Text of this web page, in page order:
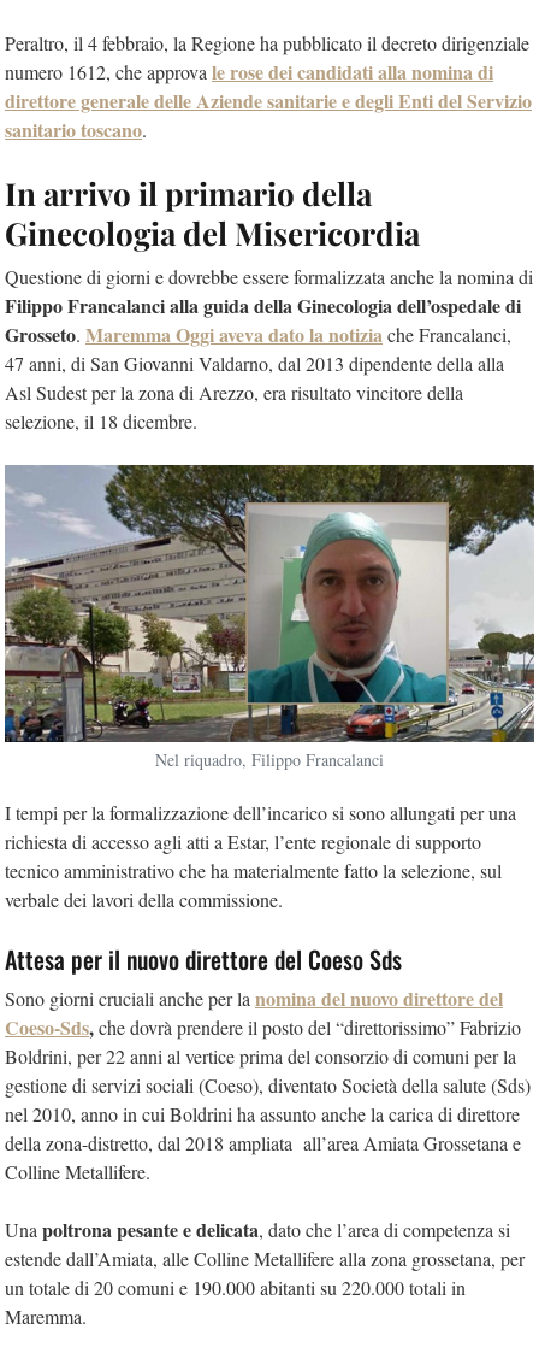
Peraltro, il 4 febbraio, la Regione ha pubblicato il decreto dirigenziale
numero 1612, che approva le rose dei candidati alla nomina di
direttore generale delle Aziende sanitarie e degli Enti del Servizio
sanitario toscano.
In arrivo il primario della
Ginecologia del Misericordia
Questione di giorni e dovrebbe essere formalizzata anche la nomina di
Filippo Francalanci alla guida della Ginecologia dell’ospedale di
Grosseto. Maremma Oggi aveva dato la notiziache Francalanci,
47 anni, di San Giovanni Valdarno, dal 2013 dipendente della alla
Asl Sudest per la zona di Arezzo, era risultato vincitore della
selezione, il 18 dicembre.
Nel riquadro, Filippo Francalanci
I tempi per la formalizzazione dell’incarico si sono allungati per una
richiesta di accesso agli atti a Estar, l’ente regionale di supporto
tecnico amministrativo che ha materialmente fatto la selezione, sul
verbale dei lavori della commissione.
Attesa per il nuovo direttore del Coeso Sds
Sono giorni cruciali anche per lanomina del nuovo direttore del
Coeso-Sds,che dovrà prendere il posto del “direttorissimo” Fabrizio
Boldrini, per 22 anni al vertice prima del consorzio di comuni per la
gestione di servizi sociali (Coeso), diventato Società della salute (Sds)
nel 2010, anno in cui Boldrini ha assunto anche la carica di direttore
della zona-distretto, dal 2018 ampliata all’area Amiata Grossetana e
Colline Metallifere.
Unapoltrona pesante e delicata, dato che l’area di competenza si
estende dall’Amiata, alle Colline Metallifere alla zona grossetana, per
un totale di 20 comuni e 190.000 abitanti su 220.000 totali in
Maremma.